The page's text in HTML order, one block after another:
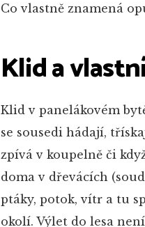
Co vlastně znamená
Klid a
Klid v panelákovém
se sousedi hádají,
zpívá v koupelně či
doma v dřevácích
ptáky, potok, vítr a tu
okolí. Výlet do lesa